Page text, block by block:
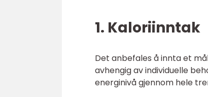
1. Kaloriinntak
Det anbefales å innta et
avhengig av individuelle
energinivå gjennom hele